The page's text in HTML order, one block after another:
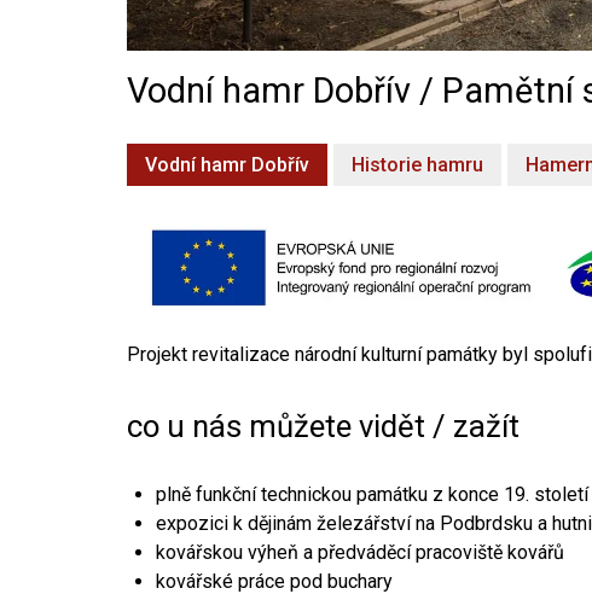
Vodní hamr Dobřív / Pamětní
Vodní hamr Dobřív Historie hamru
Projekt revitalizace národní kulturní památky byl
co u nás můžete vidět / zažít
plně funkční technickou památku z konce 19. století
expozici k dějinám železářství na Podbrdsku a
kovářskou výheň a předváděcí pracoviště kovářů
kovářské práce pod buchary